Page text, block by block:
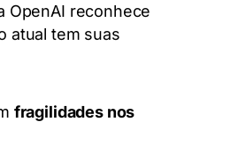
OpenAI reconhece
atual tem suas
fragilidades nos